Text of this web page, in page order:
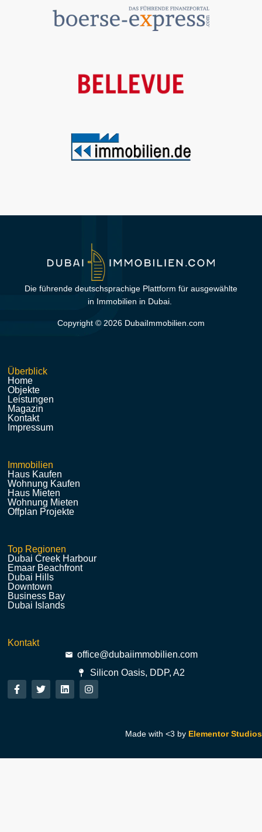
Die führende deutschsprachige Plattform für ausgewählte
in Immobilien in Dubai.
Copyright © 2026 DubaiImmobilien.com
Überblick
Home
Objekte
Leistungen
Magazin
Kontakt
Impressum
Immobilien
Haus Kaufen
Wohnung Kaufen
Haus Mieten
Wohnung Mieten
Offplan Projekte
Top Regionen
Dubai Creek Harbour
Emaar Beachfront
Dubai Hills
Downtown
Business Bay
Dubai Islands
Kontakt
office@dubaiimmobilien.com
Silicon Oasis, DDP, A2
Made with <3 by Elementor Studios